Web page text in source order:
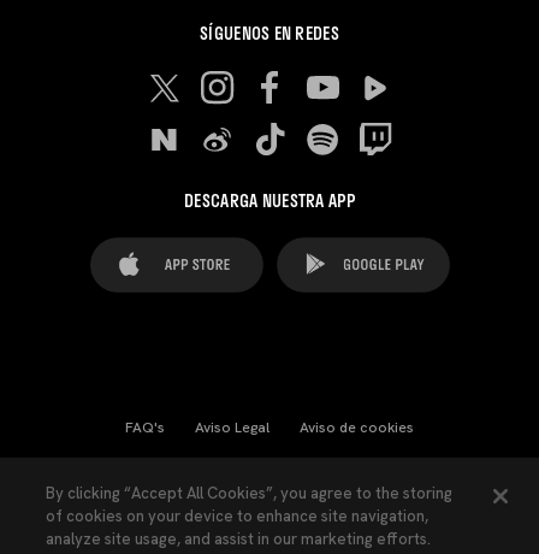
SÍGUENOS EN REDES
DESCARGA NUESTRA APP
FAQ's Aviso Legal Aviso de cookies
Ley Transparencia Política de Privacidad
By clicking “Accept All Cookies”, you agree to the storing
of cookies on your device to enhance site navigation,
analyze site usage, and assist in our marketing efforts.